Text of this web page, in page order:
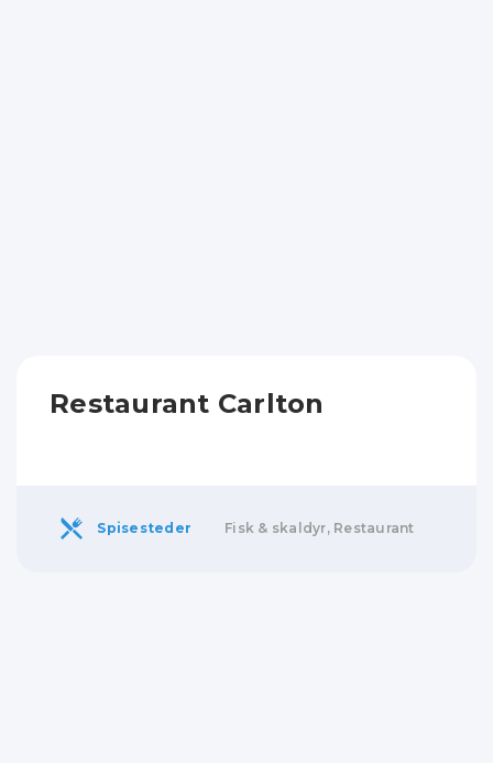
Restaurant Carlton
Spisesteder Fisk & skaldyr, Restaurant